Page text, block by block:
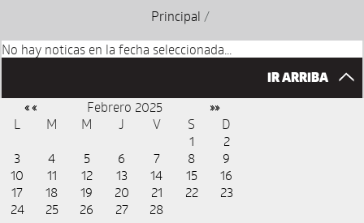
Principal /
No hay noticas en la fecha seleccionada...
IR ARRIBA
« « Febrero 2025 »»
L M M J V S
D
1
2
3
4 5 6 7 8
9
10
11 12 13 14 15
16
17
18 19 20 21 22
23
24
25 26 27 28